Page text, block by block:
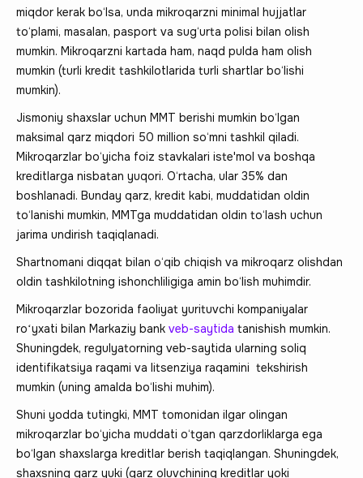
miqdor kerak bo‘lsa, unda mikroqarzni minimal hujjatlar
to‘plami, masalan, pasport va sug‘urta polisi bilan olish
mumkin. Mikroqarzni kartada ham, naqd pulda ham olish
mumkin (turli kredit tashkilotlarida turli shartlar bo‘lishi
mumkin).
Jismoniy shaxslar uchun MMT berishi mumkin bo‘lgan
maksimal qarz miqdori 50 million so‘mni tashkil qiladi.
Mikroqarzlar bo‘yicha foiz stavkalari iste'mol va boshqa
kreditlarga nisbatan yuqori. O‘rtacha, ular 35% dan
boshlanadi. Bunday qarz, kredit kabi, muddatidan oldin
to‘lanishi mumkin, MMTga muddatidan oldin to‘lash uchun
jarima undirish taqiqlanadi.
Shartnomani diqqat bilan o‘qib chiqish va mikroqarz olishdan
oldin tashkilotning ishonchliligiga amin bo‘lish muhimdir.
Mikroqarzlar bozorida faoliyat yurituvchi kompaniyalar
roʻyxati bilan Markaziy bank veb-saytida tanishish mumkin.
Shuningdek, regulyatorning veb-saytida ularning soliq
identifikatsiya raqami va litsenziya raqamini tekshirish
mumkin (uning amalda bo‘lishi muhim).
Shuni yodda tutingki, MMT tomonidan ilgar olingan
mikroqarzlar bo‘yicha muddati o‘tgan qarzdorliklarga ega
bo‘lgan shaxslarga kreditlar berish taqiqlangan. Shuningdek,
shaxsning qarz yuki (qarz oluvchining kreditlar yoki